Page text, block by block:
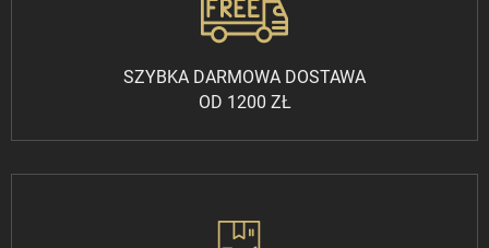
SZYBKA DARMOWA DOSTAWA
OD 1200 ZŁ